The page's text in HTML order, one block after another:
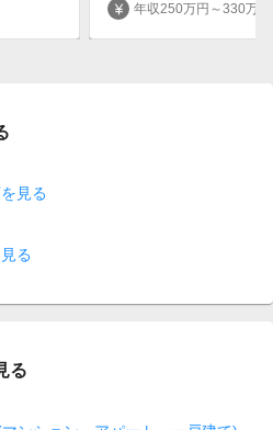
currency_yen 年収250万円～330万円
見る
る
る